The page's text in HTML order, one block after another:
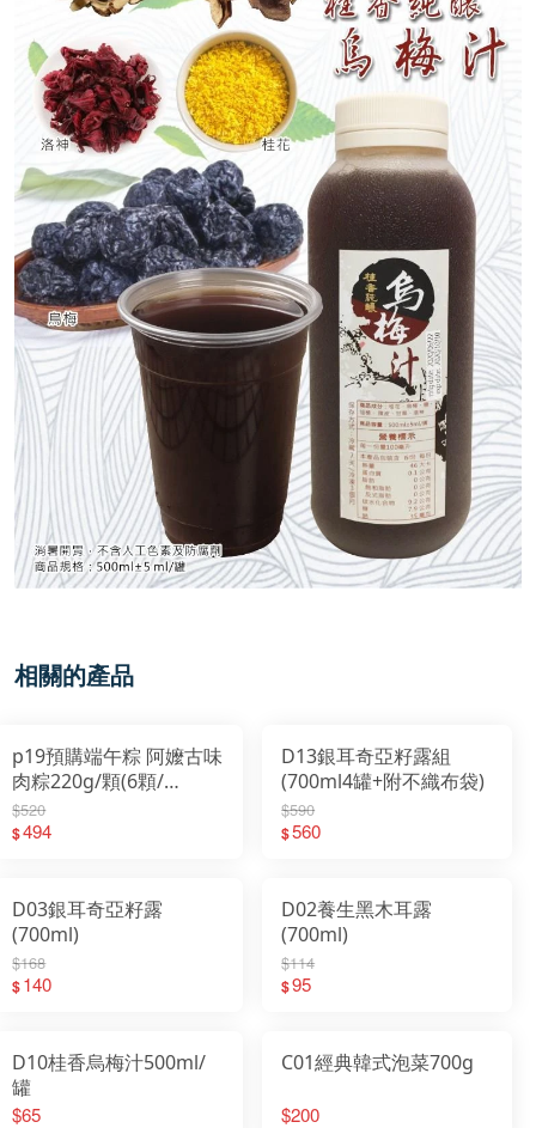
相關的產品
p19預購端午粽 阿嬤古味
肉粽220g/顆(6顆/
串)2026/5/25日起出貨
$520
$494
D13銀耳奇亞籽露組
(700ml4罐+附不織布袋)
$590
$560
D03銀耳奇亞籽露
(700ml)
$168
$140
D02養生黑木耳露
(700ml)
$114
$95
D10桂香烏梅汁500ml/
罐
$65
C01經典韓式泡菜700g
$200